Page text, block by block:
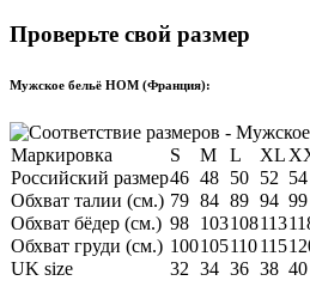
Проверьте свой размер
Мужское бельё HOM (Франция):
Маркировка S M L XL
Российский размер46 48 50 52 54
Обхват талии (см.) 79 84 89 94 99
Обхват бёдер (см.) 98 103108113
Обхват груди (см.) 100105110115
UK size
32 34 36 38 40